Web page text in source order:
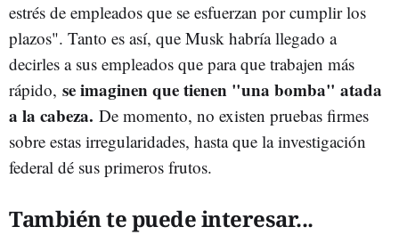
estrés de empleados que se esfuerzan por cumplir los
plazos". Tanto es así, que Musk habría llegado a
decirles a sus empleados que para que trabajen más
rápido, se imaginen que tienen "una bomba" atada
a la cabeza. De momento, no existen pruebas firmes
sobre estas irregularidades, hasta que la investigación
federal dé sus primeros frutos.
También te puede interesar...